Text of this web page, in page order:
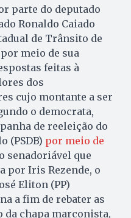
parte do deputado
Ronaldo Caiado
de Trânsito de
meio de sua
feitas à
dos
cujo montante a ser
o democrata,
de reeleição do
(PSDB) por meio de
senadoriável que
por Iris Rezende, o
Eliton (PP)
a fim de rebater as
chapa marconista,